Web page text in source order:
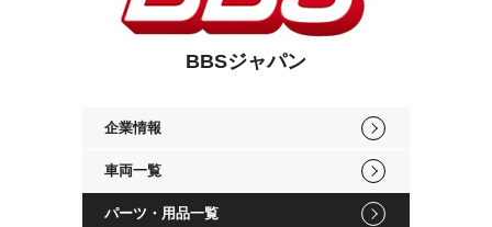
BBSジャパン
企業情報
車両一覧
パーツ・用品一覧